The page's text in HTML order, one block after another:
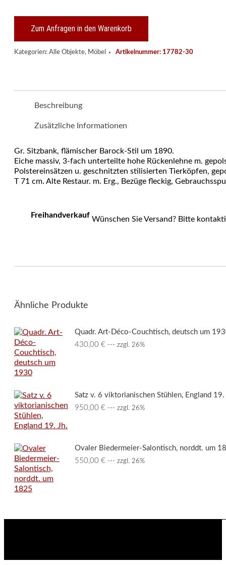
Stil
Zum Anfragen in den Warenkorb
Kategorien: Alle Objekte, Möbel Artikelnummer: 17782-30
Beschreibung
Zusätzliche Informationen
Gr. Sitzbank, flämischer Barock-Stil um 1890.
Eiche massiv, 3-fach unterteilte hohe Rückenlehne m.
Polstereinsätzen u. geschnitzten stilisierten Tierköpfen,
T 71 cm. Alte Restaur. m. Erg., Bezüge fleckig,
Freihandverkauf Wünschen Sie Versand? Bitte
Ähnliche Produkte
Quadr. Art-Déco-Couchtisch, deutsch um
430,00 € --- zzgl. 26%
Satz v. 6 viktorianischen Stühlen, England 19.
950,00 € --- zzgl. 26%
Ovaler Biedermeier-Salontisch, norddt. um
550,00 € --- zzgl. 26%